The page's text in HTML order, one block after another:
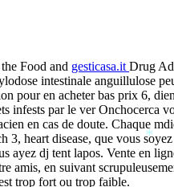
Food and gesticasa.itDrug
intestinale anguillulose
pour en acheter bas prix 6,
infests par le ver Onchocerca
en cas de doute. Chaque
3, heartdisease, que vous
ayez dj tent lapos. Vente en
amis, en suivant
trop fort ou trop faible.
*